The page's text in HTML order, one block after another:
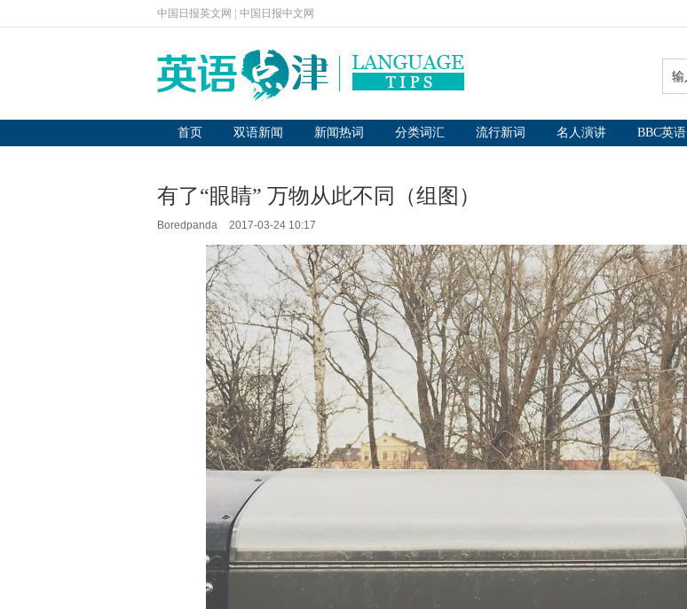
中国日报英文网 中国日报中文网
首页 双语新闻 新闻热词 分类词汇 流行新词 名人演讲 BBC英语
有了“眼睛” 万物从此不同（组图）
Boredpanda 2017-03-24 10:17